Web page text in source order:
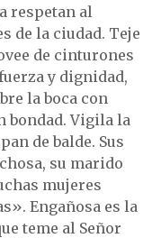
respetan al
de la ciudad. Teje
de cinturones
y dignidad,
la boca con
bondad. Vigila la
de balde. Sus
su marido
mujeres
Engañosa es la
teme al Señor